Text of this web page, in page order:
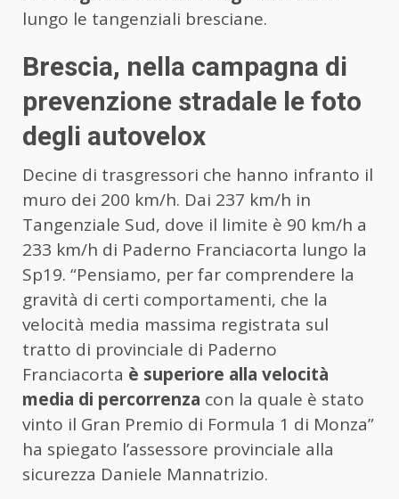
lungo le tangenziali bresciane.
Brescia, nella campagna di
prevenzione stradale le foto
degli autovelox
Decine di trasgressori che hanno infranto il
muro dei 200 km/h. Dai 237 km/h in
Tangenziale Sud, dove il limite è 90 km/h a
233 km/h di Paderno Franciacorta lungo la
Sp19. “Pensiamo, per far comprendere la
gravità di certi comportamenti, che la
velocità media massima registrata sul
tratto di provinciale di Paderno
Franciacorta è superiore alla velocità
media di percorrenza con la quale è stato
vinto il Gran Premio di Formula 1 di Monza”
ha spiegato l’assessore provinciale alla
sicurezza Daniele Mannatrizio.